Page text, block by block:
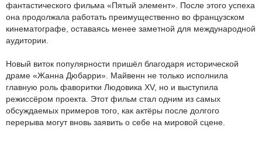
фантастического фильма «Пятый элемент». После этого успеха
она продолжала работать преимущественно во французском
кинематографе, оставаясь менее заметной для международной
аудитории.
Новый виток популярности пришёл благодаря исторической
драме «Жанна Дюбарри». Майвенн не только исполнила
главную роль фаворитки Людовика XV, но и выступила
режиссёром проекта. Этот фильм стал одним из самых
обсуждаемых примеров того, как актёры после долгого
перерыва могут вновь заявить о себе на мировой сцене.